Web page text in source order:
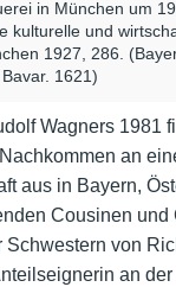
in München um
kulturelle und
1927, 286.
1621)
Wagners 1981
an
aus in Bayern,
Cousinen und
Schwestern von
an der